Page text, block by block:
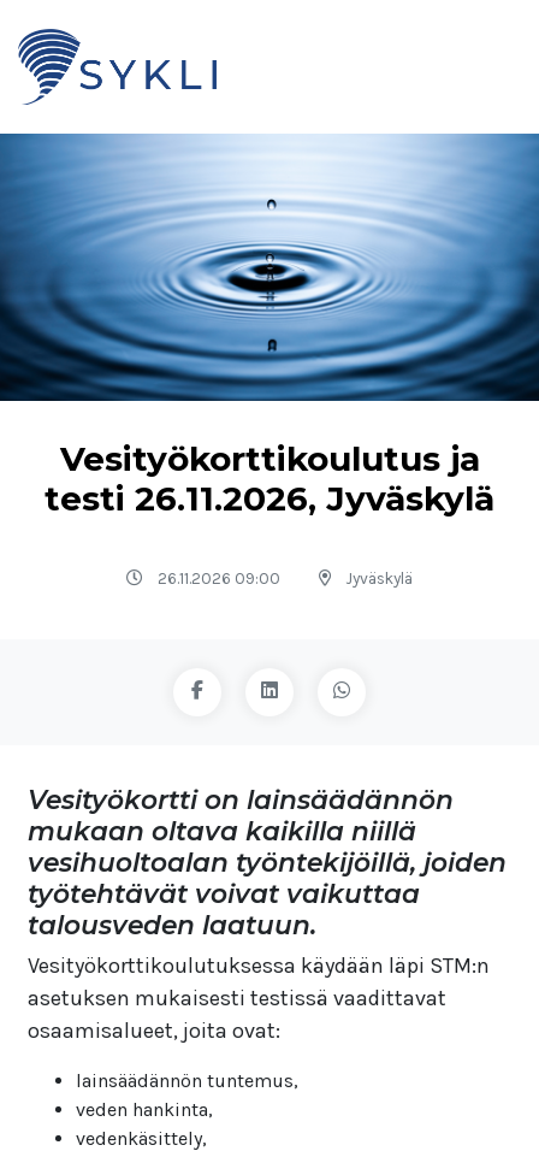
Vesityökorttikoulutus ja
testi 26.11.2026, Jyväskylä
26.11.2026 09:00 Jyväskylä
Vesityökortti on lainsäädännön
mukaan oltava kaikilla niillä
vesihuoltoalan työntekijöillä, joiden
työtehtävät voivat vaikuttaa
talousveden laatuun.
Vesityökorttikoulutuksessa käydään läpi STM:n
asetuksen mukaisesti testissä vaadittavat
osaamisalueet, joita ovat:
lainsäädännön tuntemus,
veden hankinta,
vedenkäsittely,